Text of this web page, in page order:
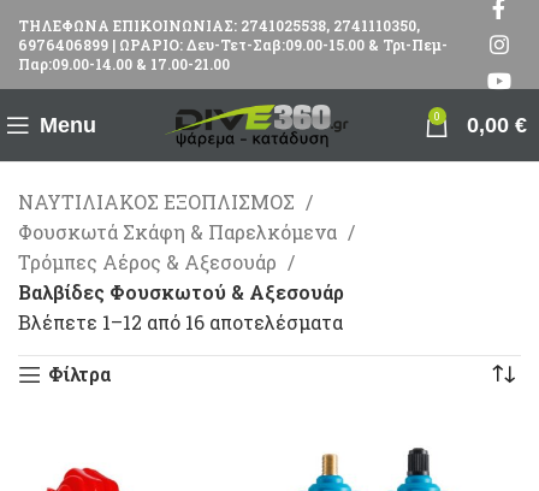
ΤΗΛΕΦΩΝΑ ΕΠΙΚΟΙΝΩΝΙΑΣ: 2741025538, 2741110350,
6976406899 | ΩΡΑΡΙΟ: Δευ-Τετ-Σαβ:09.00-15.00 & Τρι-Πεμ-
Παρ:09.00-14.00 & 17.00-21.00
Menu 0 0,00 €
ΝΑΥΤΙΛΙΑΚΟΣ ΕΞΟΠΛΙΣΜΟΣ
Φουσκωτά Σκάφη & Παρελκόμενα
Τρόμπες Αέρος & Αξεσουάρ
Βαλβίδες Φουσκωτού & Αξεσουάρ
Βλέπετε 1–12 από 16 αποτελέσματα
Φίλτρα